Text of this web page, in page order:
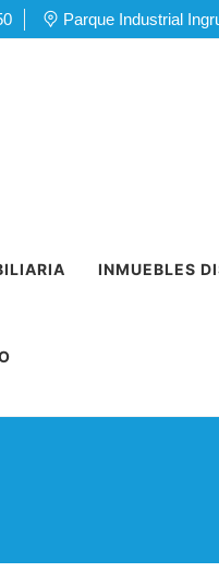
Parque Industrial
INMUEBLES